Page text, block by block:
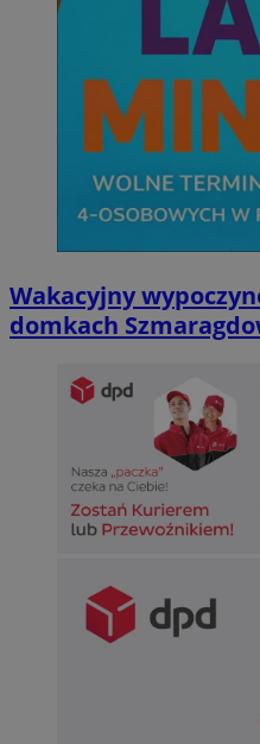
Wakacyjny
domkach